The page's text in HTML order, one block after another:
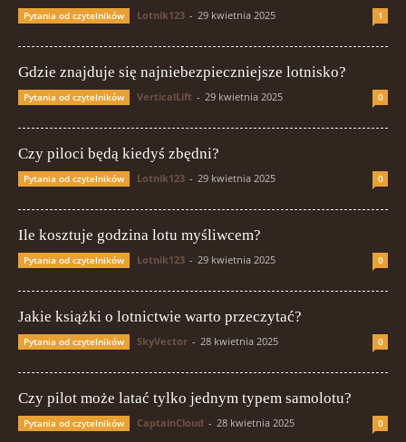
Pytania od czytelników Lotnik123 - 29 kwietnia 2025 1
Gdzie znajduje się najniebezpieczniejsze lotnisko?
Pytania od czytelników VerticalLift - 29 kwietnia 2025 0
Czy piloci będą kiedyś zbędni?
Pytania od czytelników Lotnik123 - 29 kwietnia 2025 0
Ile kosztuje godzina lotu myśliwcem?
Pytania od czytelników Lotnik123 - 29 kwietnia 2025 0
Jakie książki o lotnictwie warto przeczytać?
Pytania od czytelników SkyVector - 28 kwietnia 2025 0
Czy pilot może latać tylko jednym typem samolotu?
Pytania od czytelników CaptainCloud - 28 kwietnia 2025 0